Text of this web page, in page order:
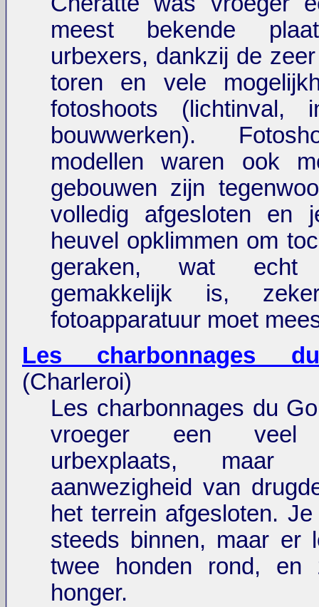
meest bekende
urbexers, dankzij de
toren en vele
fotoshoots (lichtinval,
bouwwerken).
modellen waren ook
gebouwen zijn
volledig afgesloten en
heuvel opklimmen om
geraken, wat
gemakkelijk is,
fotoapparatuur moet
Les charbonnages
(Charleroi)
Les charbonnages du
vroeger een veel
urbexplaats,
aanwezigheid van
het terrein afgesloten.
steeds binnen, maar er
twee honden rond, en
honger.